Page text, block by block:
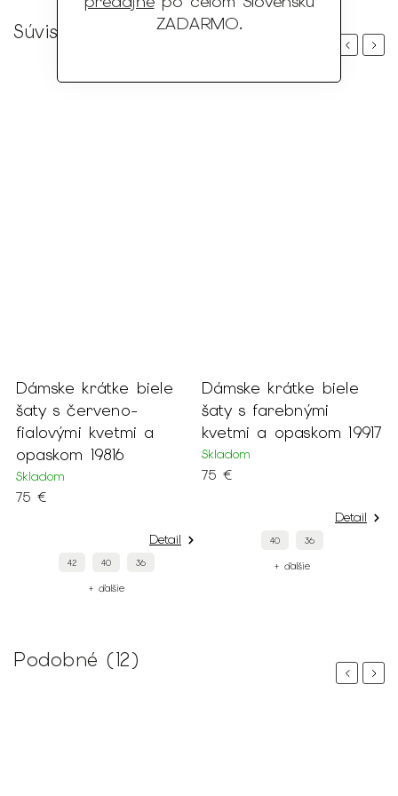
ZADARMO.
Súvisiaci tovar
Previous
Dámske krátke biele
šaty s červeno-
fialovými kvetmi a
opaskom 19816
Skladom
75 €
Detail
42 40 36
+ ďalšie
Dámske krátke biele
šaty s farebnými
kvetmi a opaskom 19917
Skladom
75 €
Detail
40 36
+ ďalšie
Next
Podobné (12)
PreviousNext